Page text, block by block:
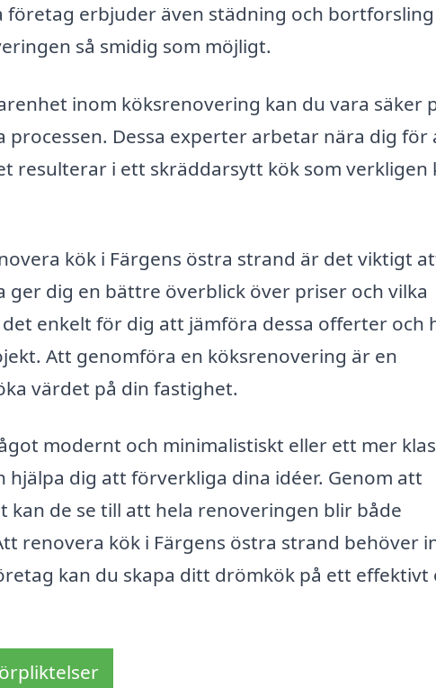
erbjuder även städning och
så smidig som möjligt.
inom köksrenovering kan du vara säker
Dessa experter arbetar nära dig för
resulterar i ett skräddarsytt kök som verkligen
kök i Färgens östra strand är det viktigt
dig en bättre överblick över priser och vilka
enkelt för dig att jämföra dessa offerter och
Att genomföra en köksrenovering är en
värdet på din fastighet.
modernt och minimalistiskt eller ett mer
dig att förverkliga dina idéer. Genom att
de se till att hela renoveringen blir både
renovera kök i Färgens östra strand behöver
kan du skapa ditt drömkök på ett effektivt